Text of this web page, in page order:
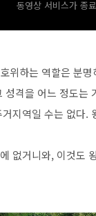
동영상 서비스가 종
위하는 역할은 분
성격을 어느 정도
지역일 수는 없다.
없거니와, 이것도